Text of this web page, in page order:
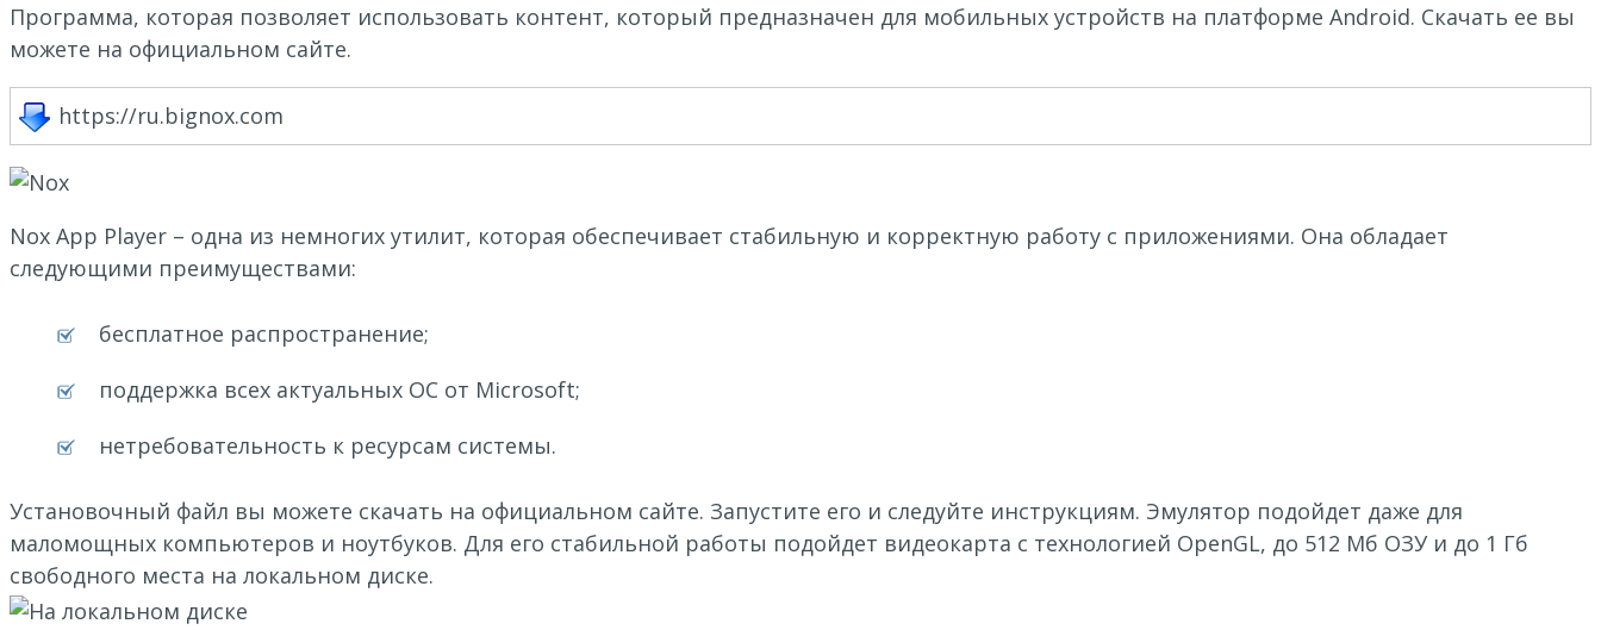
Программа, которая позволяет использовать контент, который предназначен для мобильных устройств на платформе Android. Скачать ее вы
можете на официальном сайте.
https://ru.bignox.com
Nox App Player – одна из немногих утилит, которая обеспечивает стабильную и корректную работу с приложениями. Она обладает
следующими преимуществами:
бесплатное распространение;
поддержка всех актуальных ОС от Microsoft;
нетребовательность к ресурсам системы.
Установочный файл вы можете скачать на официальном сайте. Запустите его и следуйте инструкциям. Эмулятор подойдет даже для
маломощных компьютеров и ноутбуков. Для его стабильной работы подойдет видеокарта с технологией OpenGL, до 512 Мб ОЗУ и до 1 Гб
свободного места на локальном диске.